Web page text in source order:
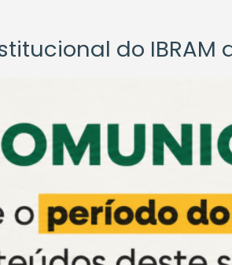
do IBRAM